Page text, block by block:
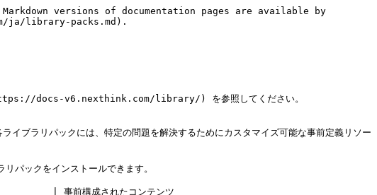
versions of documentation pages are available by
ja/library-packs.md).
docs-v6.nexthink.com/library/) を参照してください。
ブラリパックには、特定の問題を解決するためにカスタマイズ可能な事前定義リソー
クをインストールできます。
前構成されたコンテンツ